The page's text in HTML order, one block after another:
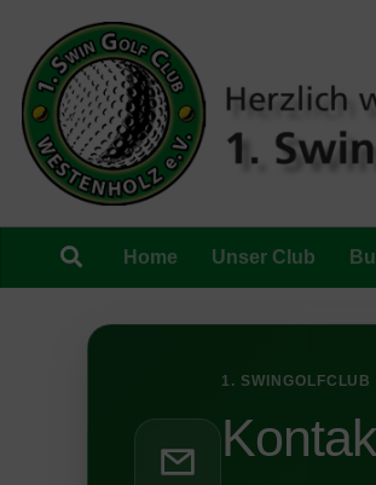
Zum Inhalt springen
Home Unser Club
1. SWINGOLFCLUB